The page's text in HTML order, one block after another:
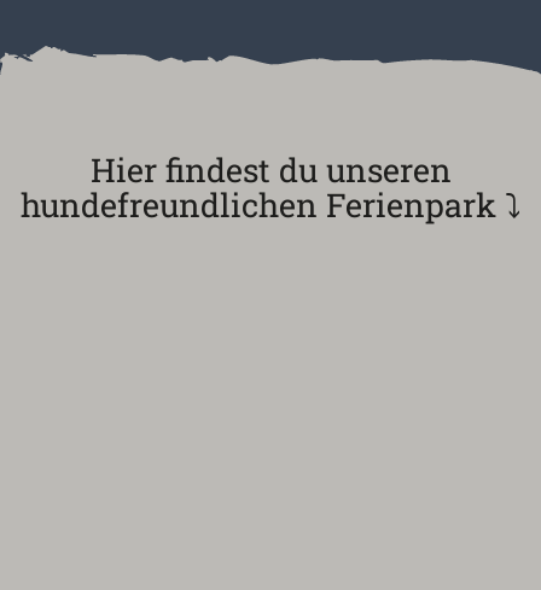
Hier findest du unseren
hundefreundlichen Ferienpark ⤵